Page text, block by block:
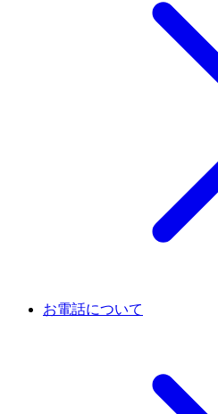
お電話について